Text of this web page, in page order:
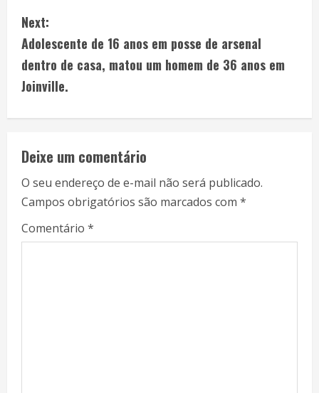
Next:
Adolescente de 16 anos em posse de arsenal
dentro de casa, matou um homem de 36 anos em
Joinville.
Deixe um comentário
O seu endereço de e-mail não será publicado.
Campos obrigatórios são marcados com *
Comentário *